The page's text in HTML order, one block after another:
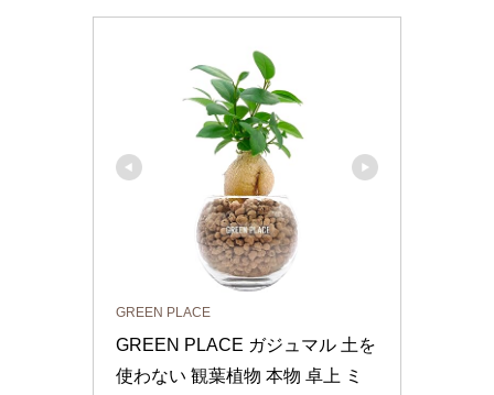
GREEN PLACE
GREEN PLACE ガジュマル 土を
使わない 観葉植物 本物 卓上 ミ